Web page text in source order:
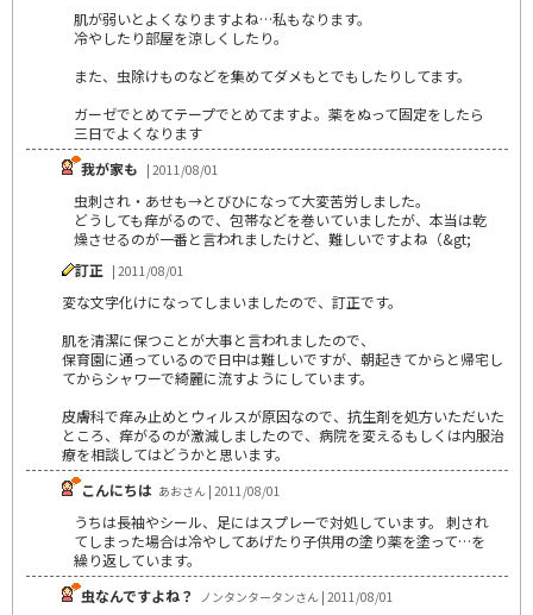
肌が弱いとよくなりますよね…私もなります。
冷やしたり部屋を涼しくしたり。
また、虫除けものなどを集めてダメもとでもしたりしてます。
ガーゼでとめてテープでとめてますよ。薬をぬって固定をしたら
三日でよくなります
我が家も | 2011/08/01
虫刺され・あせも→とびひになって大変苦労しました。
どうしても痒がるので、包帯などを巻いていましたが、本当は乾
燥させるのが一番と言われましたけど、難しいですよね（&gt;
訂正 | 2011/08/01
変な文字化けになってしまいましたので、訂正です。
肌を清潔に保つことが大事と言われましたので、
保育園に通っているので日中は難しいですが、朝起きてからと帰宅し
てからシャワーで綺麗に流すようにしています。
皮膚科で痒み止めとウィルスが原因なので、抗生剤を処方いただいた
ところ、痒がるのが激減しましたので、病院を変えるもしくは内服治
療を相談してはどうかと思います。
こんにちは あおさん | 2011/08/01
うちは長袖やシール、足にはスプレーで対処しています。 刺され
てしまった場合は冷やしてあげたり子供用の塗り薬を塗って…を
繰り返しています。
虫なんですよね？
ノンタンタータンさん | 2011/08/01